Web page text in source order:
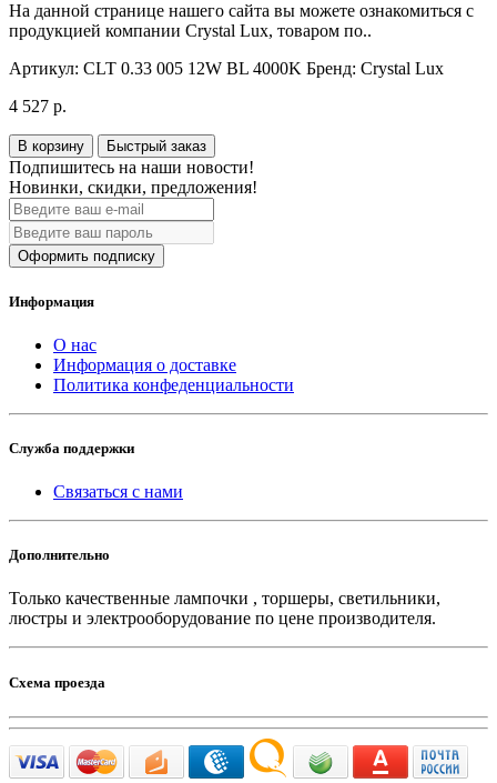
На данной странице нашего сайта вы можете ознакомиться с
продукцией компании Crystal Lux, товаром по..
Артикул: CLT 0.33 005 12W BL 4000K Бренд: Crystal Lux
4 527 р.
В корзину Быстрый заказ
Подпишитесь на наши новости!
Новинки, скидки, предложения!
Оформить подписку
Информация
О нас
Информация о доставке
Политика конфеденциальности
Служба поддержки
Связаться с нами
Дополнительно
Только качественные лампочки , торшеры, светильники,
люстры и электрооборудование по цене производителя.
Схема проезда